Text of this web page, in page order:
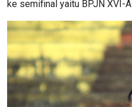
ke semifinal yaitu BPJN XVI-